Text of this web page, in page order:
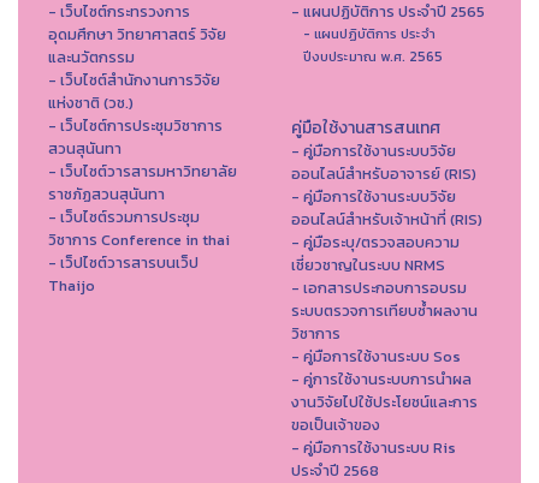
- เว็บไซต์กระทรวงการ
อุดมศึกษา วิทยาศาสตร์ วิจัย
และนวัตกรรม
- เว็บไซต์สำนักงานการวิจัย
แห่งชาติ (วช.)
- เว็บไซต์การประชุมวิชาการ
สวนสุนันทา
- เว็บไซต์วารสารมหาวิทยาลัย
ราชภัฏสวนสุนันทา
- เว็บไซต์รวมการประชุม
วิชาการ Conference in thai
- เว็ปไซต์วารสารบนเว็ป
Thaijo
- แผนปฏิบัติการ ประจำปี 2565
- แผนปฏิบัติการ ประจำ
ปีงบประมาณ พ.ศ. 2565
คู่มือใช้งานสารสนเทศ
- คู่มือการใช้งานระบบวิจัย
ออนไลน์สำหรับอาจารย์ (RIS)
- คู่มือการใช้งานระบบวิจัย
ออนไลน์สำหรับเจ้าหน้าที่ (RIS)
- คู่มือระบุ/ตรวจสอบความ
เชี่ยวชาญในระบบ NRMS
- เอกสารประกอบการอบรม
ระบบตรวจการเทียบซ้ำผลงาน
วิชาการ
- คู่มือการใช้งานระบบ Sos
- คู่การใช้งานระบบการนำผล
งานวิจัยไปใช้ประโยชน์และการ
ขอเป็นเจ้าของ
- คู่มือการใช้งานระบบ Ris
ประจำปี 2568